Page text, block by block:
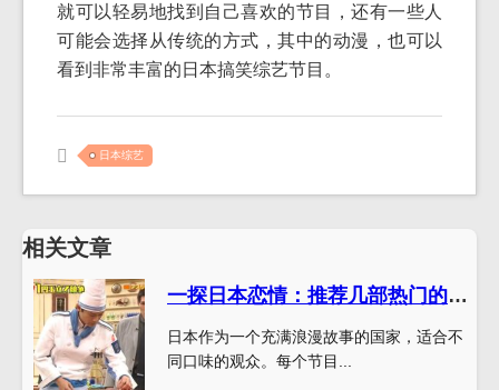
就可以轻易地找到自己喜欢的节目，还有一些人
可能会选择从传统的方式，其中的动漫，也可以
看到非常丰富的日本搞笑综艺节目。
日本综艺
相关文章
一探日本恋情：推荐几部热门的恋爱综艺节目
日本作为一个充满浪漫故事的国家，适合不
同口味的观众。每个节目...